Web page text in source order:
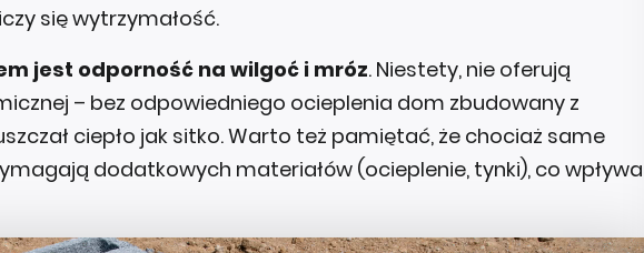
się wytrzymałość.
jest odporność na wilgoć i mróz. Niestety, nie oferują
– bez odpowiedniego ocieplenia dom zbudowany z
ciepło jak sitko. Warto też pamiętać, że chociaż same
dodatkowych materiałów (ocieplenie, tynki), co wpływa